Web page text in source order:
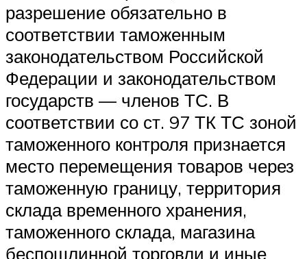
разрешение обязательно в
соответствии таможенным
законодательством Российской
Федерации и законодательством
государств — членов ТС. В
соответствии со ст. 97 ТК ТС зоной
таможенного контроля признается
место перемещения товаров через
таможенную границу, территория
склада временного хранения,
таможенного склада, магазина
беспошлинной торговли и иные